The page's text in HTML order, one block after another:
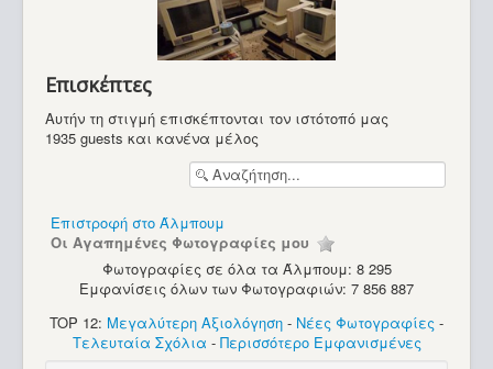
Υπολογιστές
Επισκέπτες
Αυτήν τη στιγμή επισκέπτονται τον ιστότοπό μας
1935 guests και κανένα μέλος
Επιστροφή στο Άλμπουμ
Οι Αγαπημένες Φωτογραφίες μου
Φωτογραφίες σε όλα τα Άλμπουμ: 8 295
Εμφανίσεις όλων των Φωτογραφιών: 7 856 887
TOP 12: Μεγαλύτερη Αξιολόγηση - Νέες Φωτογραφίες -
Τελευταία Σχόλια - Περισσότερο Εμφανισμένες